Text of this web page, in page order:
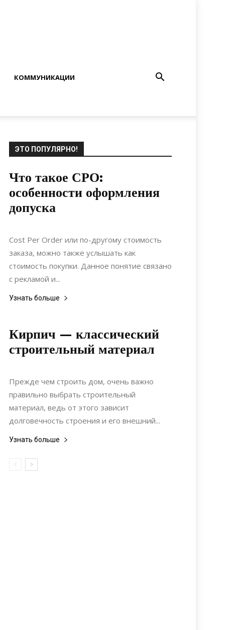
КОММУНИКАЦИИ
ЭТО ПОПУЛЯРНО!
Что такое СРО:
особенности оформления
допуска
14.12.2019
Cost Per Order или по-другому стоимость
заказа, можно также услышать как
стоимость покупки. Данное понятие связано
с рекламой и...
Узнать больше
Кирпич — классический
строительный материал
09.08.2017
Прежде чем строить дом, очень важно
правильно выбрать строительный
материал, ведь от этого зависит
долговечность строения и его внешний...
Узнать больше